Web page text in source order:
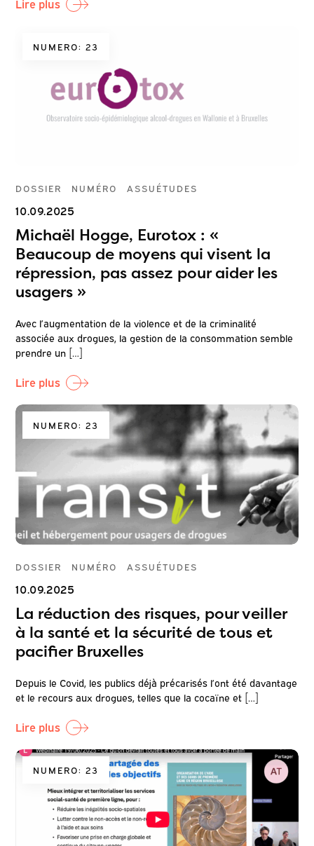
Lire plus
NUMERO: 23
DOSSIER NUMÉRO ASSUÉTUDES
10.09.2025
Michaël Hogge, Eurotox : «
Beaucoup de moyens qui visent la
répression, pas assez pour aider les
usagers »
Avec l’augmentation de la violence et de la criminalité
associée aux drogues, la gestion de la consommation semble
prendre un […]
Lire plus
NUMERO: 23
DOSSIER NUMÉRO ASSUÉTUDES
10.09.2025
La réduction des risques, pour veiller
à la santé et la sécurité de tous et
pacifier Bruxelles
Depuis le Covid, les publics déjà précarisés l’ont été davantage
et le recours aux drogues, telles que la cocaïne et […]
Lire plus
NUMERO: 23